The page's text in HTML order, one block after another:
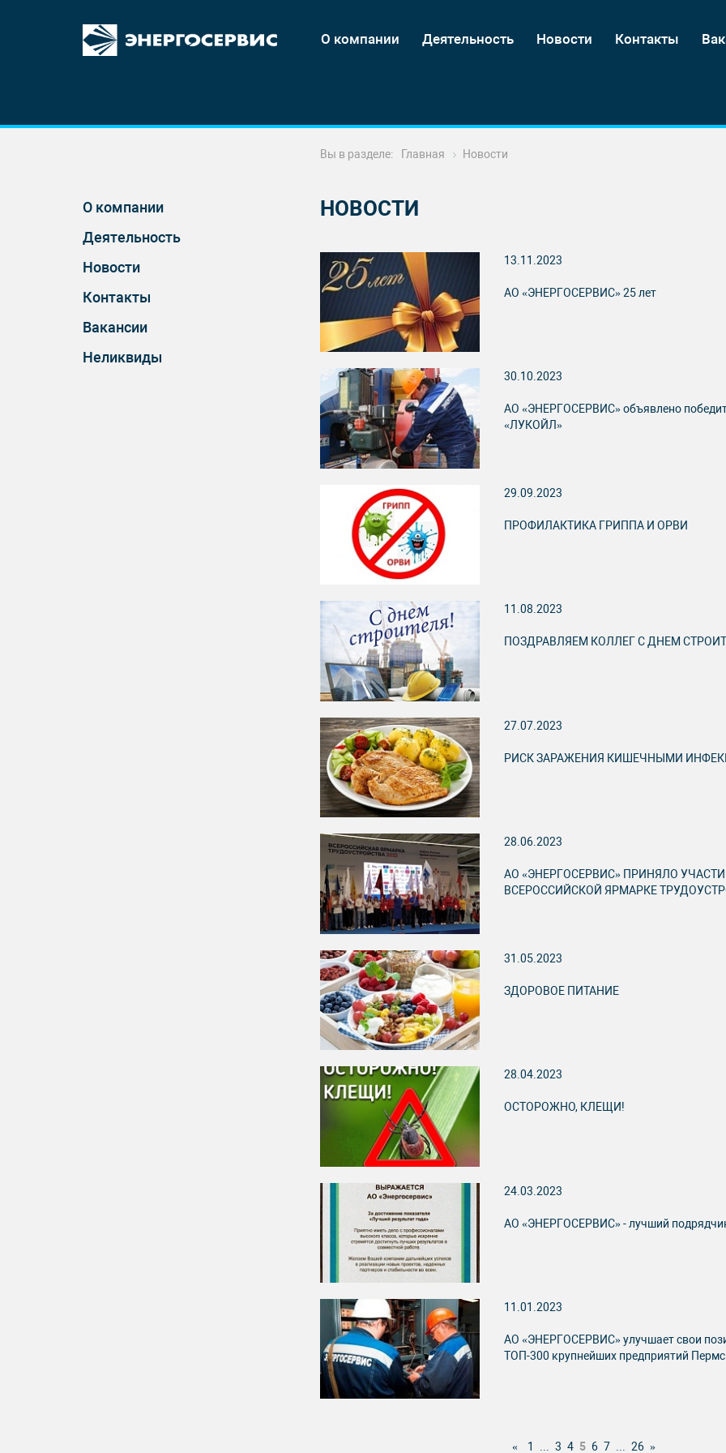
О компании Деятельность Новости Контакты
Вы в разделе: Главная Новости
О компании
Деятельность
Новости
Контакты
Вакансии
Неликвиды
НОВОСТИ
13.11.2023
АО «ЭНЕРГОСЕРВИС» 25 лет
30.10.2023
АО «ЭНЕРГОСЕРВИС» объявлено
«ЛУКОЙЛ»
29.09.2023
ПРОФИЛАКТИКА ГРИППА И ОРВИ
11.08.2023
ПОЗДРАВЛЯЕМ КОЛЛЕГ С ДНЕМ
27.07.2023
РИСК ЗАРАЖЕНИЯ КИШЕЧНЫМИ
28.06.2023
АО «ЭНЕРГОСЕРВИС» ПРИНЯЛО
ВСЕРОССИЙСКОЙ ЯРМАРКЕ
31.05.2023
ЗДОРОВОЕ ПИТАНИЕ
28.04.2023
ОСТОРОЖНО, КЛЕЩИ!
24.03.2023
АО «ЭНЕРГОСЕРВИС» - лучший
11.01.2023
АО «ЭНЕРГОСЕРВИС» улучшает свои
ТОП-300 крупнейших предприятий
1 ... 3 4 5 6 7 ... 26